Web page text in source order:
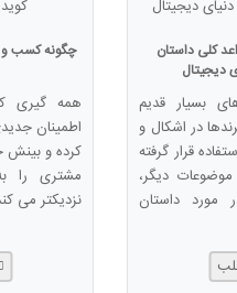
کلی داستان
دیجیتال
بسیار قدیم
در اشکال و
قرار گرفته
دیگر،
مورد داستان
اطمینان
کرده و بینش
مشتری را
نزدیکتر می